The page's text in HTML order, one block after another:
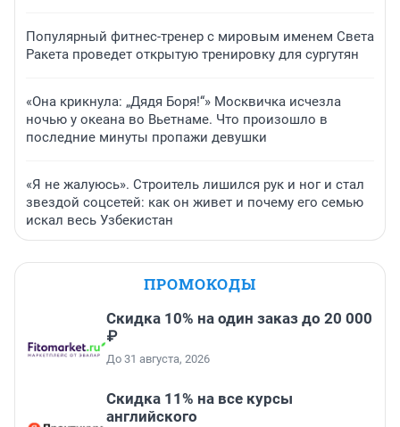
Популярный фитнес-тренер с мировым именем Света
Ракета проведет открытую тренировку для сургутян
«Она крикнула: „Дядя Боря!“» Москвичка исчезла
ночью у океана во Вьетнаме. Что произошло в
последние минуты пропажи девушки
«Я не жалуюсь». Строитель лишился рук и ног и стал
звездой соцсетей: как он живет и почему его семью
искал весь Узбекистан
ПРОМОКОДЫ
Скидка 10% на один заказ до 20 000
₽
До 31 августа, 2026
Скидка 11% на все курсы
английского